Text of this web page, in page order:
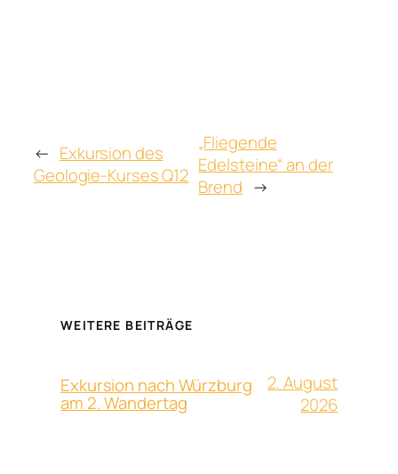
← Exkursion des
Geologie-Kurses Q12
„Fliegende
Edelsteine“ an der
Brend →
WEITERE BEITRÄGE
Exkursion nach Würzburg
am 2. Wandertag
2. August
2026